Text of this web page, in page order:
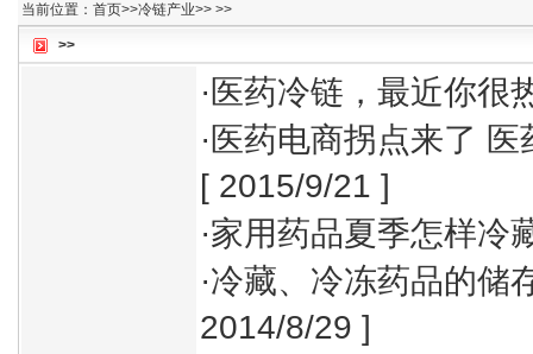
当前位置： 首页>>冷链产业>> >>
>>
·医药冷链，最近你很
·医药电商拐点来了
[ 2015/9/21 ]
·家用药品夏季怎样冷
·冷藏、冷冻药品的储
2014/8/29 ]